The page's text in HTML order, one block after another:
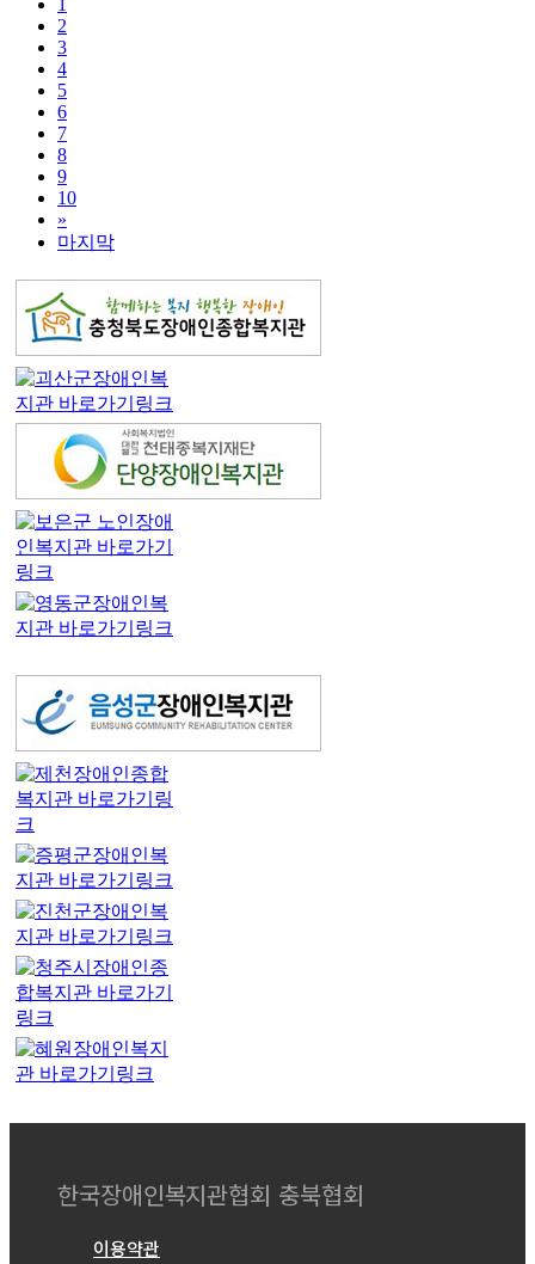
1
2
3
4
5
6
7
8
9
10
»
마지막
한국장애인복지관협회 충북협회
이용약관